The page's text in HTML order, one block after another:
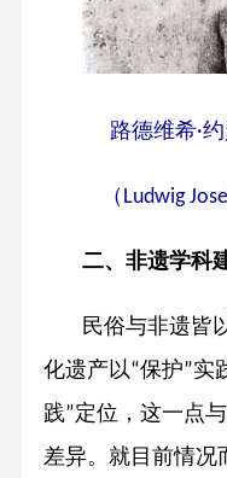
路德维希·
（ Ludwig
二、非遗学科
民俗与非遗皆
化遗产以“保护”实
践”定位，这一点
差异。就目前情况